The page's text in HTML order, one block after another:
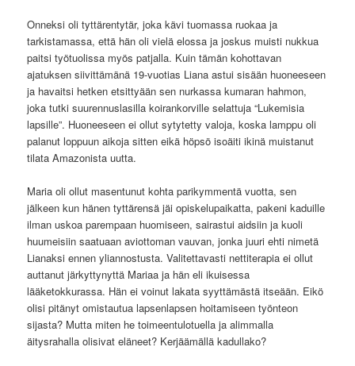
Onneksi oli tyttärentytär, joka kävi tuomassa ruokaa ja
tarkistamassa, että hän oli vielä elossa ja joskus muisti nukkua
paitsi työtuolissa myös patjalla. Kuin tämän kohottavan
ajatuksen siivittämänä 19-vuotias Liana astui sisään huoneeseen
ja havaitsi hetken etsittyään sen nurkassa kumaran hahmon,
joka tutki suurennuslasilla koirankorville selattuja “Lukemisia
lapsille”. Huoneeseen ei ollut sytytetty valoja, koska lamppu oli
palanut loppuun aikoja sitten eikä höpsö isoäiti ikinä muistanut
tilata Amazonista uutta.
Maria oli ollut masentunut kohta parikymmentä vuotta, sen
jälkeen kun hänen tyttärensä jäi opiskelupaikatta, pakeni kaduille
ilman uskoa parempaan huomiseen, sairastui aidsiin ja kuoli
huumeisiin saatuaan aviottoman vauvan, jonka juuri ehti nimetä
Lianaksi ennen yliannostusta. Valitettavasti nettiterapia ei ollut
auttanut järkyttynyttä Mariaa ja hän eli ikuisessa
lääketokkurassa. Hän ei voinut lakata syyttämästä itseään. Eikö
olisi pitänyt omistautua lapsenlapsen hoitamiseen työnteon
sijasta? Mutta miten he toimeentulotuella ja alimmalla
äitysrahalla olisivat eläneet? Kerjäämällä kadullako?